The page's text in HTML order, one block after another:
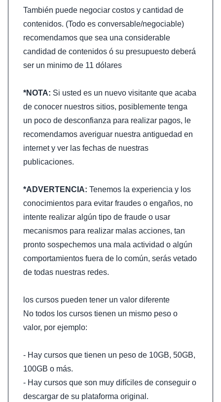
También puede negociar costos y cantidad de
contenidos. (Todo es conversable/negociable)
recomendamos que sea una considerable
candidad de contenidos ó su presupuesto deberá
ser un minimo de 11 dólares
*NOTA: Si usted es un nuevo visitante que acaba
de conocer nuestros sitios, posiblemente tenga
un poco de desconfianza para realizar pagos, le
recomendamos averiguar nuestra antiguedad en
internet y ver las fechas de nuestras
publicaciones.
*ADVERTENCIA: Tenemos la experiencia y los
conocimientos para evitar fraudes o engaños, no
intente realizar algún tipo de fraude o usar
mecanismos para realizar malas acciones, tan
pronto sospechemos una mala actividad o algún
comportamientos fuera de lo común, serás vetado
de todas nuestras redes.
los cursos pueden tener un valor diferente
No todos los cursos tienen un mismo peso o
valor, por ejemplo:
- Hay cursos que tienen un peso de 10GB, 50GB,
100GB o más.
- Hay cursos que son muy difíciles de conseguir o
descargar de su plataforma original.